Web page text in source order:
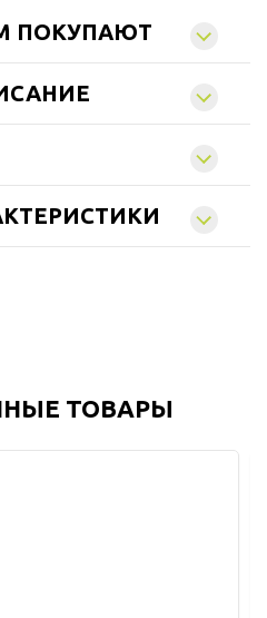
ПОКУПАЮТ
ТОВАРЫ